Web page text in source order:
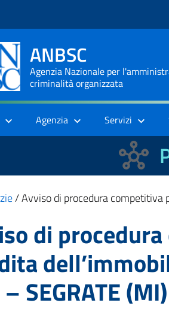
ANBSC
Agenzia Nazionale per
criminalità organizzata
Agenzia Servizi
/Avviso di procedura competitiva
di
SEGRATE